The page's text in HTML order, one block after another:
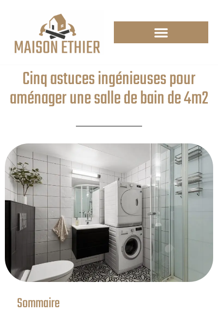
Cinq astuces ingénieuses pour
aménager une salle de bain de 4m2
Sommaire